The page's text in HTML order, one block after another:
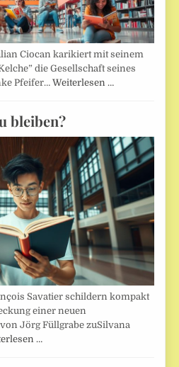
Ciocan karikiert mit seinem
die Gesellschaft seines
Pfeifer…Weiterlesen …
bleiben?
Savatier schildern kompakt
einer neuen
Jörg Füllgrabe zuSilvana
…